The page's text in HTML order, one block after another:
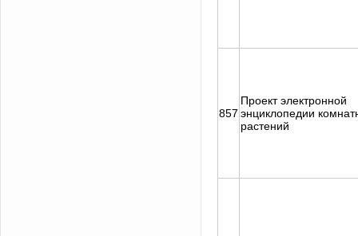
857
Проект электронной
энциклопедии
растений